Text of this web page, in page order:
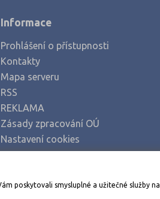
Informace
Prohlášení o přístupnosti
Kontakty
Mapa serveru
RSS
REKLAMA
Zásady zpracování OÚ
Nastavení cookies
Stáhněte
poskytovali smysluplné a užitečné služby